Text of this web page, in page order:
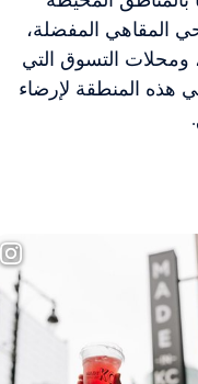
الحي المقاهي المفضلة،
ومحلات التسوق التي
هذه المنطقة لإرضاء